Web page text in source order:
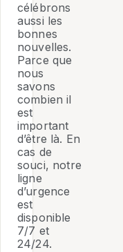
célébrons
aussi les
bonnes
nouvelles.
Parce que
nous
savons
combien il
est
important
d’être là. En
cas de
souci, notre
ligne
d’urgence
est
disponible
7/7 et
24/24.